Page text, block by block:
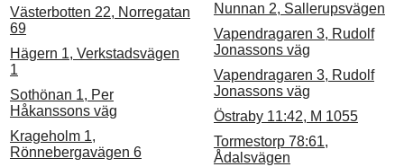
Västerbotten 22, Norregatan
69
Hägern 1, Verkstadsvägen
1
Sothönan 1, Per
Håkanssons väg
Krageholm 1,
Rönnebergavägen 6
Nunnan 2, Sallerupsvägen
Vapendragaren 3, Rudolf
Jonassons väg
Vapendragaren 3, Rudolf
Jonassons väg
Östraby 11:42, M 1055
Tormestorp 78:61,
Ådalsvägen